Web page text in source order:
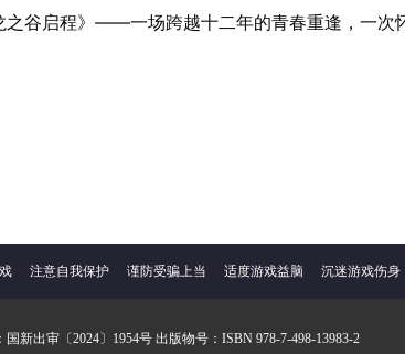
之谷启程》——一场跨越十二年的青春重逢，一次
注意自我保护 谨防受骗上当 适度游戏益脑 沉迷游戏伤身
新出审〔2024〕1954号 出版物号：ISBN 978-7-498-13983-2